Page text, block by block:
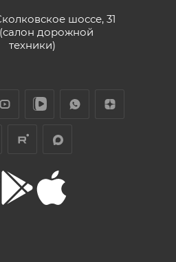
шоссе, 31
(салон дорожной
техники)